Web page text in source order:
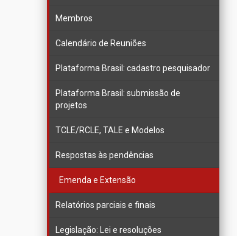
Membros
Calendário de Reuniões
Plataforma Brasil: cadastro pesquisador
Plataforma Brasil: submissão de
projetos
TCLE/RCLE, TALE e Modelos
Respostas às pendências
Emenda e Extensão
Relatórios parciais e finais
Legislação: Lei e resoluções